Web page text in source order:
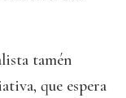
tamén
que espera